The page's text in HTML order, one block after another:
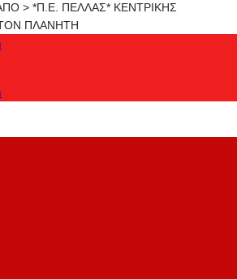
> *Π.Ε. ΠΕΛΛΑΣ* ΚΕΝΤΡΙΚΗΣ
ΠΛΑΝΗΤΗ